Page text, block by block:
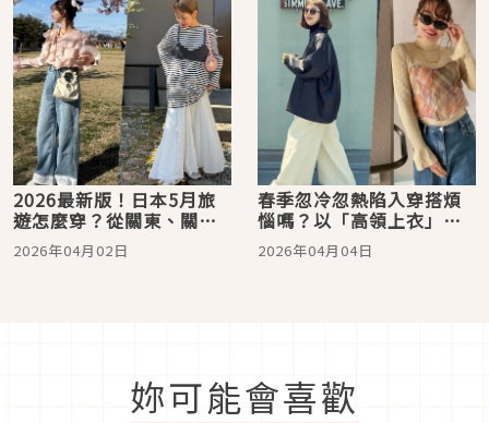
2026最新版！日本5月旅
遊怎麼穿？從關東、關
西、東北各地氣溫整理到
穿搭推薦！輕鬆打造時髦
2026年04月02日
春季忽冷忽熱陷入穿搭煩
惱嗎？以「高領上衣」疊
搭出2026日系注目層次
2026年04月04日
妳可能會喜歡